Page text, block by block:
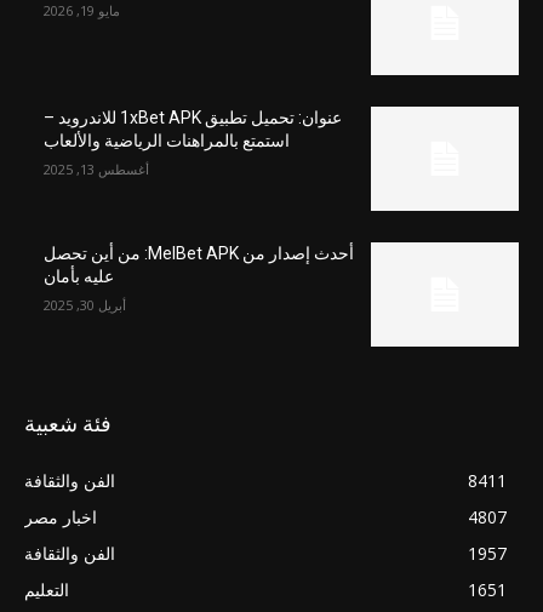
مايو 19, 2026
عنوان: تحميل تطبيق 1xBet APK للاندرويد –
استمتع بالمراهنات الرياضية والألعاب
أغسطس 13, 2025
أحدث إصدار من MelBet APK: من أين تحصل
عليه بأمان
أبريل 30, 2025
فئة شعبية
الفن والثقافة
8411
اخبار مصر
4807
الفن والثقافة
1957
التعليم
1651